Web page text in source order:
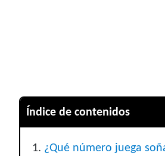
Índice de contenidos
¿Qué número juega